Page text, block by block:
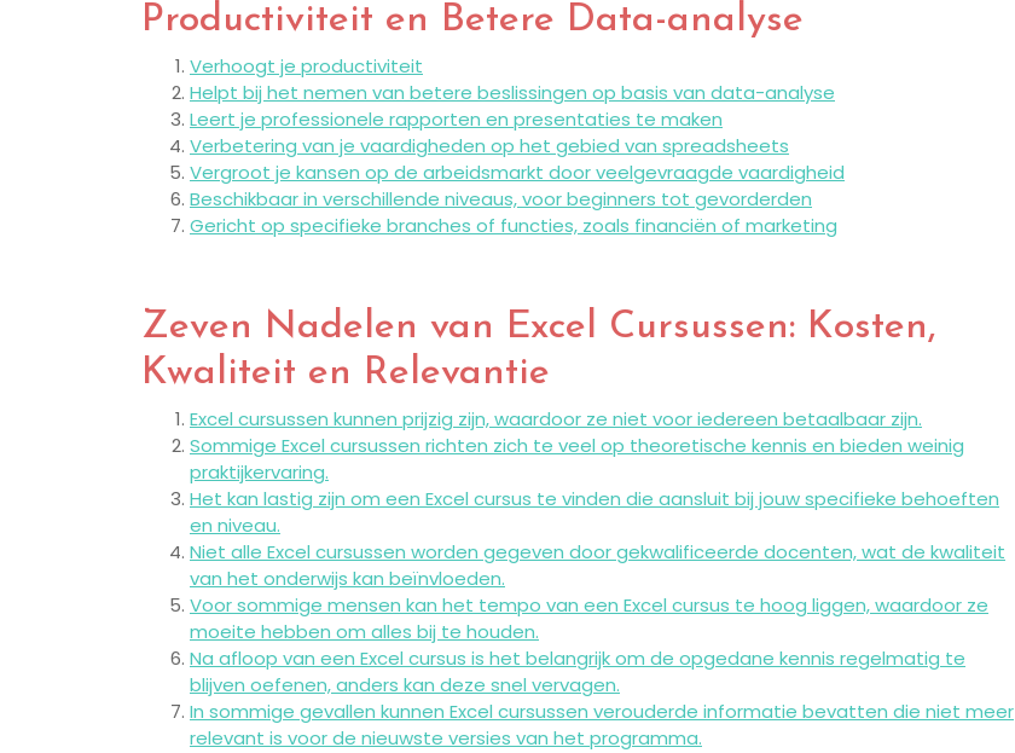
Productiviteit en Betere Data-analyse
Verhoogt je productiviteit
Helpt bij het nemen van betere beslissingen op basis van data-analyse
Leert je professionele rapporten en presentaties te maken
Verbetering van je vaardigheden op het gebied van spreadsheets
Vergroot je kansen op de arbeidsmarkt door veelgevraagde vaardigheid
Beschikbaar in verschillende niveaus, voor beginners tot gevorderden
Gericht op specifieke branches of functies, zoals financiën of marketing
Zeven Nadelen van Excel Cursussen: Kosten,
Kwaliteit en Relevantie
Excel cursussen kunnen prijzig zijn, waardoor ze niet voor iedereen betaalbaar zijn.
Sommige Excel cursussen richten zich te veel op theoretische kennis en bieden weinig
praktijkervaring.
Het kan lastig zijn om een Excel cursus te vinden die aansluit bij jouw specifieke behoeften
en niveau.
Niet alle Excel cursussen worden gegeven door gekwalificeerde docenten, wat de kwaliteit
van het onderwijs kan beïnvloeden.
Voor sommige mensen kan het tempo van een Excel cursus te hoog liggen, waardoor ze
moeite hebben om alles bij te houden.
Na afloop van een Excel cursus is het belangrijk om de opgedane kennis regelmatig te
blijven oefenen, anders kan deze snel vervagen.
In sommige gevallen kunnen Excel cursussen verouderde informatie bevatten die niet meer
relevant is voor de nieuwste versies van het programma.